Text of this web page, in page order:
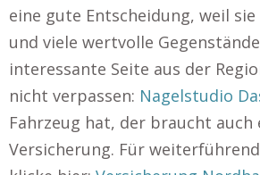
eine gute Entscheidung, weil
und viele wertvolle
interessante Seite aus der
nicht verpassen: Nagelstudio
Fahrzeug hat, der braucht auch
Versicherung. Für